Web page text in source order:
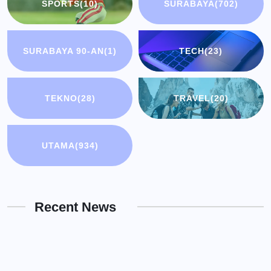
SPORTS(10) SURABAYA(702)
SURABAYA 90-AN(1) TECH(23)
TEKNO(28) TRAVEL(20)
UTAMA(934)
Recent News